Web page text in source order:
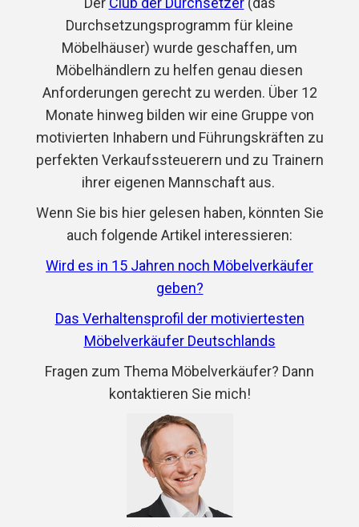
Durchsetzungsprogramm für kleine
Möbelhäuser) wurde geschaffen, um
Möbelhändlern zu helfen genau diesen
Anforderungen gerecht zu werden. Über 12
Monate hinweg bilden wir eine Gruppe von
motivierten Inhabern und Führungskräften zu
perfekten Verkaufssteuerern und zu Trainern
ihrer eigenen Mannschaft aus.
Wenn Sie bis hier gelesen haben, könnten Sie
auch folgende Artikel interessieren:
Wird es in 15 Jahren noch Möbelverkäufer
geben?
Das Verhaltensprofil der motiviertesten
Möbelverkäufer Deutschlands
Fragen zum Thema Möbelverkäufer? Dann
kontaktieren Sie mich!